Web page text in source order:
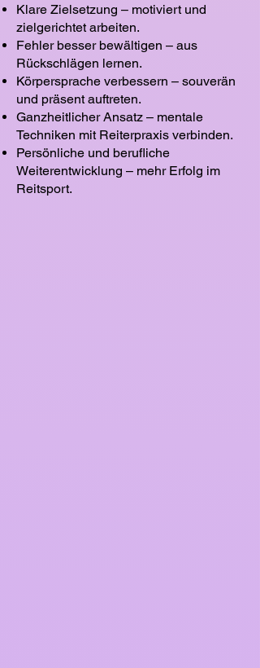
Klare Zielsetzung – motiviert und
zielgerichtet arbeiten.
Fehler besser bewältigen – aus
Rückschlägen lernen.
Körpersprache verbessern – souverän
und präsent auftreten.
Ganzheitlicher Ansatz – mentale
Techniken mit Reiterpraxis verbinden.
Persönliche und berufliche
Weiterentwicklung – mehr Erfolg im
Reitsport.